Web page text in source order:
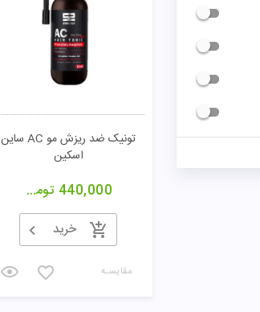
تونیک ضد ریزش مو AC ساین
اسکین
440,000 تومان
خرید
مقایسـه